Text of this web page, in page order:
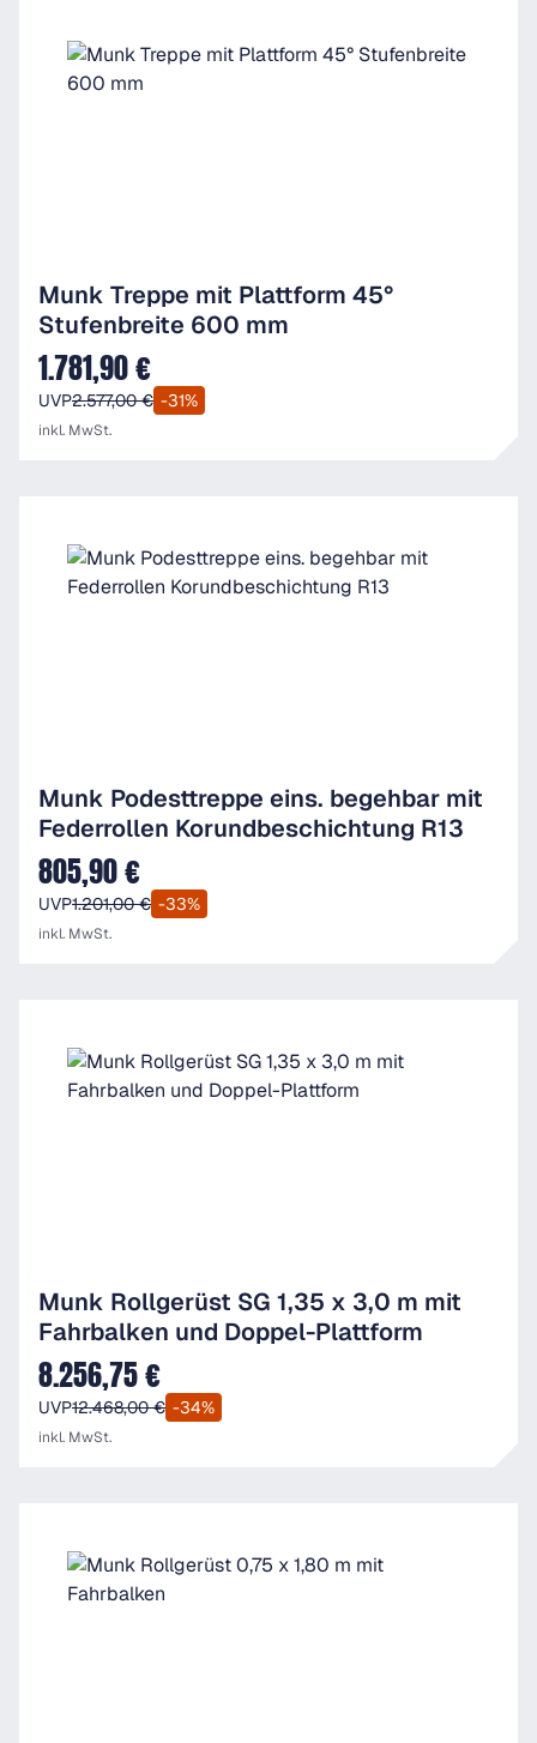
Munk Treppe mit Plattform 45°
Stufenbreite 600 mm
Verkaufspreis:
1.781,90 €
UVP2.577,00 € -31%
inkl. MwSt.
Munk Podesttreppe eins. begehbar mit
Federrollen Korundbeschichtung R13
Verkaufspreis:
805,90 €
UVP1.201,00 € -33%
inkl. MwSt.
Munk Rollgerüst SG 1,35 x 3,0 m mit
Fahrbalken und Doppel-Plattform
Verkaufspreis:
8.256,75 €
UVP12.468,00 € -34%
inkl. MwSt.